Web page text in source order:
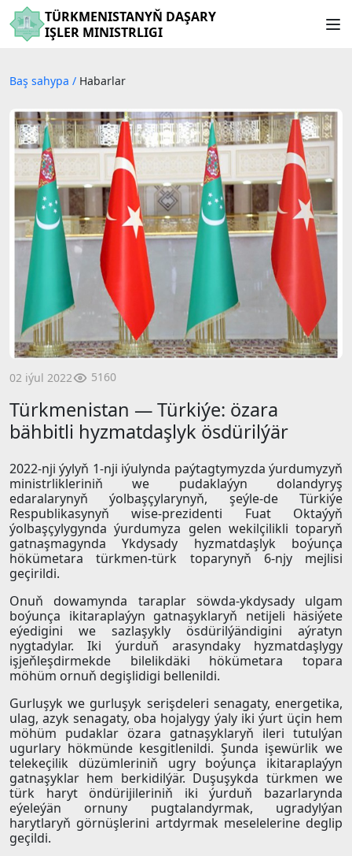
TÜRKMENISTANYŇ DAŞARY
IŞLER MINISTRLIGI
Baş sahypa / Habarlar
02 iýul 2022 5160
Türkmenistan — Türkiýe: özara
bähbitli hyzmatdaşlyk ösdürilýär
2022-nji ýylyň 1-nji iýulynda paýtagtymyzda ýurdumyzyň
ministrlikleriniň we pudaklaýyn dolandyryş
edaralarynyň ýolbaşçylarynyň, şeýle-de Türkiýe
Respublikasynyň wise-prezidenti Fuat Oktaýyň
ýolbaşçylygynda ýurdumyza gelen wekilçilikli toparyň
gatnaşmagynda Ykdysady hyzmatdaşlyk boýunça
hökümetara türkmen-türk toparynyň 6-njy mejlisi
geçirildi.
Onuň dowamynda taraplar söwda-ykdysady ulgam
boýunça ikitaraplaýyn gatnaşyklaryň netijeli häsiýete
eýedigini we sazlaşykly ösdürilýändigini aýratyn
nygtadylar. Iki ýurduň arasyndaky hyzmatdaşlygy
işjeňleşdirmekde bilelikdäki hökümetara topara
möhüm ornuň degişlidigi bellenildi.
Gurluşyk we gurluşyk serişdeleri senagaty, energetika,
ulag, azyk senagaty, oba hojalygy ýaly iki ýurt üçin hem
möhüm pudaklar özara gatnaşyklaryň ileri tutulýan
ugurlary hökmünde kesgitlenildi. Şunda işewürlik we
telekeçilik düzümleriniň ugry boýunça ikitaraplaýyn
gatnaşyklar hem berkidilýär. Duşuşykda türkmen we
türk haryt öndürijileriniň iki ýurduň bazarlarynda
eýeleýän ornuny pugtalandyrmak, ugradylýan
harytlaryň görnüşlerini artdyrmak meselelerine deglip
geçildi.